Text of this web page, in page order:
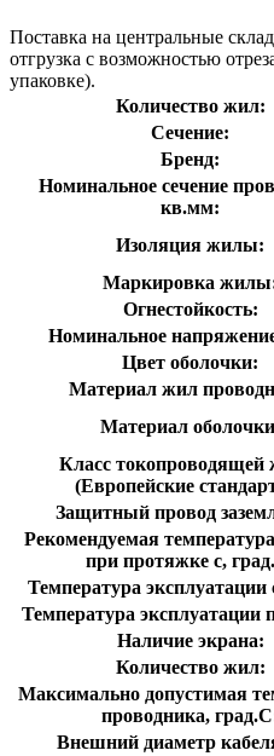
Поставка на центральные
отгрузка с возможностью
упаковке).
Количество жил:
Сечение:
Бренд:
Номинальное сечение
кв.мм:
Изоляция жилы:
Маркировка
Огнестойкость:
Номинальное
Цвет оболочки:
Материал жил
Материал
Класс
(Европейские
Защитный провод
Рекомендуемая
при протяжке с,
Температура эксплуатации
Температура эксплуатации
Наличие экрана:
Количество жил:
Максимально допустимая
проводника,
Внешний диаметр